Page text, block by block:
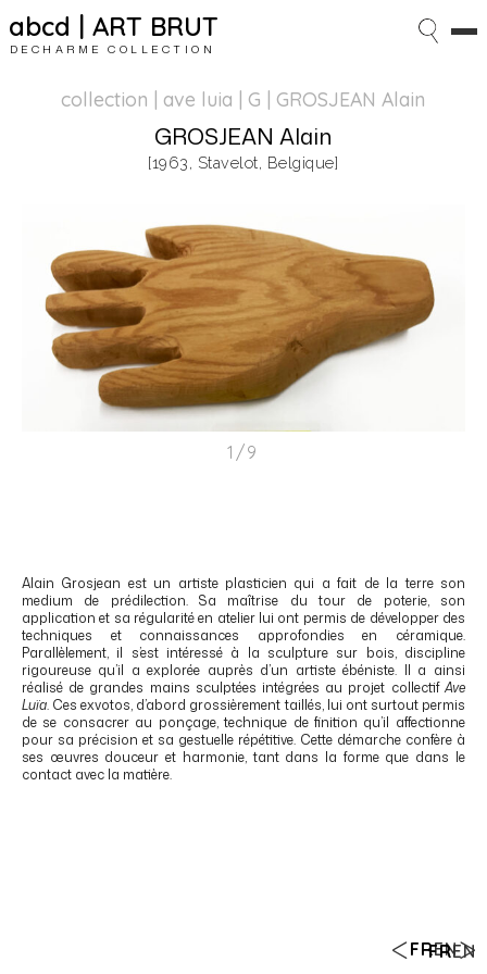
abcd | ART BRUT
DECHARME COLLECTION
FREN
collection | ave luia | G | GROSJEAN Alain
GROSJEAN Alain
[1963, Stavelot, Belgique]
1/9
Alain Grosjean est un artiste plasticien qui a fait de la terre son
medium de prédilection. Sa maîtrise du tour de poterie, son
application et sa régularité en atelier lui ont permis de développer des
techniques et connaissances approfondies en céramique.
Parallèlement, il s’est intéressé à la sculpture sur bois, discipline
rigoureuse qu’il a explorée auprès d’un artiste ébéniste. Il a ainsi
réalisé de grandes mains sculptées intégrées au projet collectifAve
Luïa. Ces exvotos, d’abord grossièrement taillés, lui ont surtout permis
de se consacrer au ponçage, technique de finition qu’il affectionne
pour sa précision et sa gestuelle répétitive. Cette démarche confère à
ses œuvres douceur et harmonie, tant dans la forme que dans le
contact avec la matière.
FREN